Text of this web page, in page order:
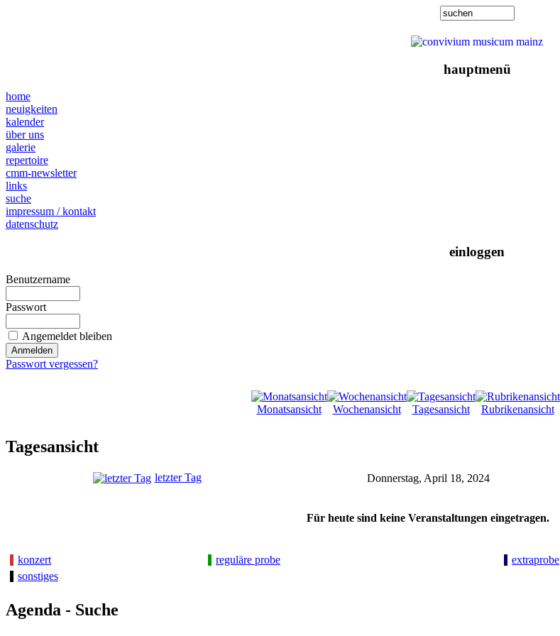
hauptmenü
home
neuigkeiten
kalender
über uns
galerie
repertoire
cmm-newsletter
links
suche
impressum / kontakt
datenschutz
einloggen
Benutzername
Passwort
Angemeldet bleiben
Passwort vergessen?
Monatsansicht Wochenansicht Tagesansicht Rubrikenansicht
Tagesansicht
letzter Tag Donnerstag, April 18, 2024
Für heute sind keine Veranstaltungen eingetragen.
konzert reguläre probe extraprobe
sonstiges
Agenda - Suche